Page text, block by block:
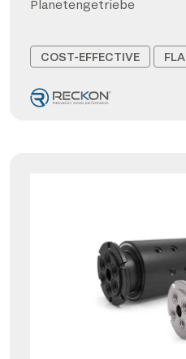
Planetengetriebe
COST-EFFECTIVE